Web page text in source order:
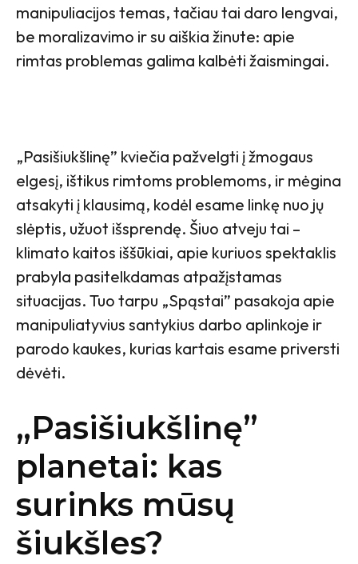
manipuliacijos temas, tačiau tai daro lengvai,
be moralizavimo ir su aiškia žinute: apie
rimtas problemas galima kalbėti žaismingai.
„Pasišiukšlinę” kviečia pažvelgti į žmogaus
elgesį, ištikus rimtoms problemoms, ir mėgina
atsakyti į klausimą, kodėl esame linkę nuo jų
slėptis, užuot išsprendę. Šiuo atveju tai –
klimato kaitos iššūkiai, apie kuriuos spektaklis
prabyla pasitelkdamas atpažįstamas
situacijas. Tuo tarpu „Spąstai” pasakoja apie
manipuliatyvius santykius darbo aplinkoje ir
parodo kaukes, kurias kartais esame priversti
dėvėti.
„Pasišiukšlinę”
planetai: kas
surinks mūsų
šiukšles?